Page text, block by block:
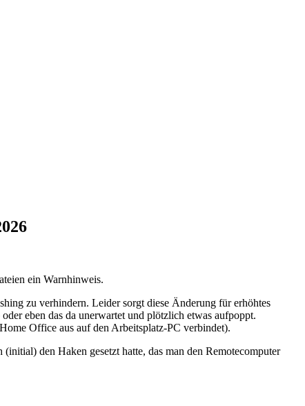
ein Warnhinweis.
zu verhindern. Leider sorgt diese Änderung für erhöhtes
eben das da unerwartet und plötzlich etwas aufpoppt.
Office aus auf den Arbeitsplatz-PC verbindet).
den Haken gesetzt hatte, das man den Remotecomputer